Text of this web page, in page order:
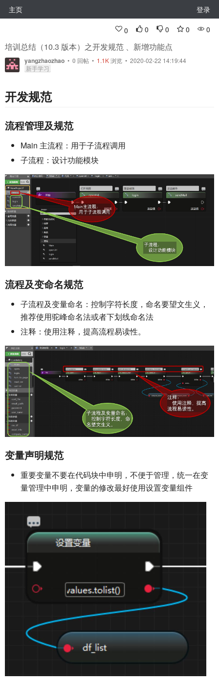
主页 登录
0 0 0 0 0
培训总结（10.3 版本）之开发规范 、新增功能点
yangzhaozhao • 0 回帖 • 1.1K浏览 • 2020-02-22 14:19:44
新手学习
开发规范
流程管理及规范
Main 主流程：用于子流程调用
子流程：设计功能模块
流程及变命名规范
子流程及变量命名：控制字符长度，命名要望文生义，
推荐使用驼峰命名法或者下划线命名法
注释：使用注释，提高流程易读性。
变量声明规范
重要变量不要在代码块中申明，不便于管理，统一在变
量管理中申明，变量的修改最好使用设置变量组件